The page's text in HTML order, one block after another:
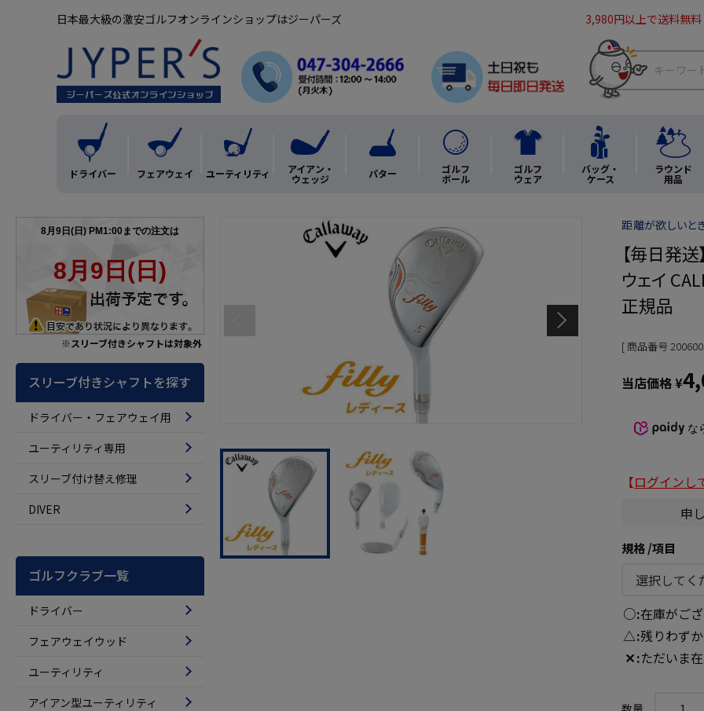
日本最大級の激安ゴルフオンラインショップはジーパーズ 3,980円以上で送料無料
ドライバー フェアウェイ ユーティリティ アイアン・
ウェッジ パター ゴルフ
ボール
ゴルフ
ウェア
バッグ・
ケース
ラウンド
用品
※スリーブ付きシャフトは対象外
スリーブ付きシャフトを探す
ドライバー・フェアウェイ用
ユーティリティ専用
スリーブ付け替え修理
DIVER
ゴルフクラブ一覧
ドライバー
フェアウェイウッド
ユーティリティ
アイアン型ユーティリティ
距離が欲しいと
【毎日発送
ウェイ
正規品
商品番号
当店価格¥
な
【ログインし
申
規格 項目
○ 在庫がご
△ 残りわず
✕ ただいま